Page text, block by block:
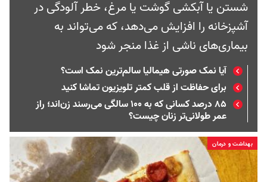
شستن یا آبکشی گوشت یا مرغ، خطر آلودگی در
آشپزخانه را افزایش می‌دهد، که می‌تواند به
بیماری‌های ناشی از غذا منجر شود
آیا نمک صورتی هیمالیا سالم‌ترین نمک است؟
برای حفاظت از قلب کمتر تلویزیون تماشا کنید
۸۵ درصد کسانی که به ۱۰۰ سالگی می‌رسند زن‌اند؛ راز
عمر طولانی‌تر زنان چیست؟
بهداشت و درمان